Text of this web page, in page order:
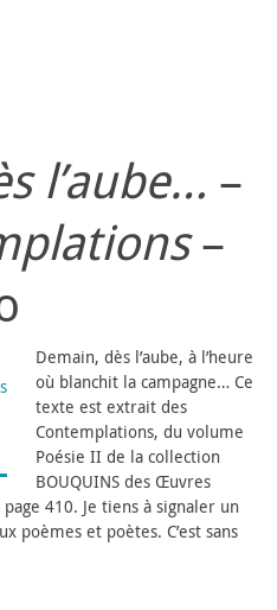
l’aube… –
–
Demain, dès l’aube, à l’heure
où blanchit la campagne… Ce
texte est extrait des
Contemplations, du volume
Poésie II de la collection
BOUQUINS des Œuvres
410. Je tiens à signaler un
poèmes et poètes. C’est sans